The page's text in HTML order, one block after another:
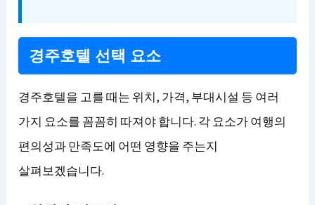
경주호텔 선택 요소
경주호텔을 고를 때는 위치, 가격, 부대시설 등 여러
가지 요소를 꼼꼼히 따져야 합니다. 각 요소가 여행의
편의성과 만족도에 어떤 영향을 주는지
살펴보겠습니다.